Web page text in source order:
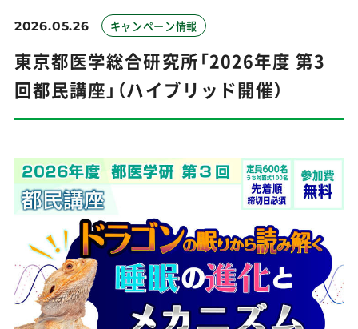
生活応援事業
東京アプリの
ダウンロードはこちら
東京都医学総合研究所「2026年度 第3
回都民講座」（ハイブリッド開催）
2026.05.26 キャンペーン情報